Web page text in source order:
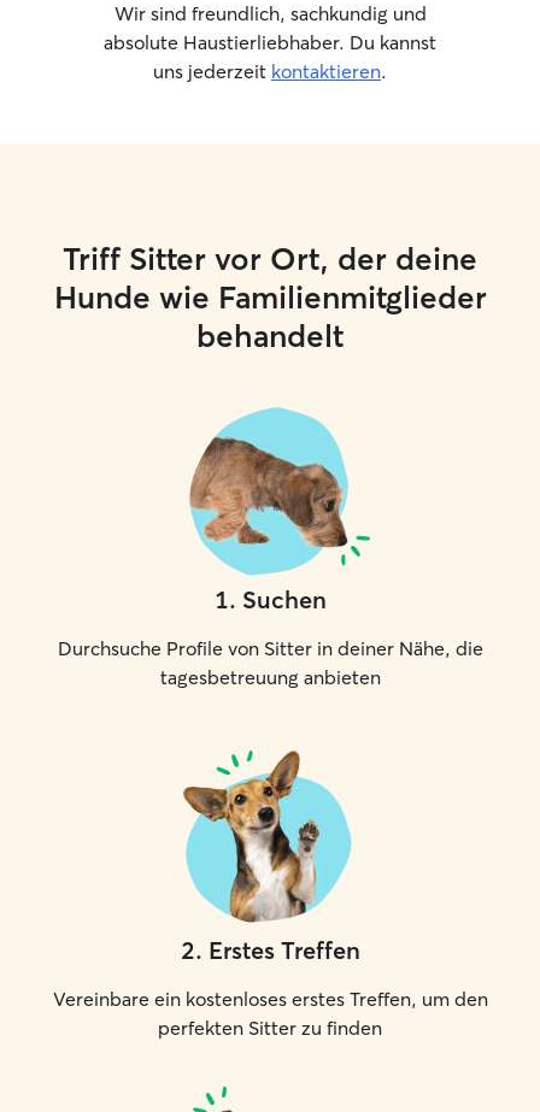
Wir sind freundlich, sachkundig und
absolute Haustierliebhaber. Du kannst
uns jederzeit kontaktieren.
Triff Sitter vor Ort, der deine
Hunde wie Familienmitglieder
behandelt
1. Suchen
Durchsuche Profile von Sitter in deiner Nähe, die
tagesbetreuung anbieten
2. Erstes Treffen
Vereinbare ein kostenloses erstes Treffen, um den
perfekten Sitter zu finden